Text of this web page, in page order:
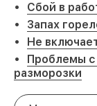
Сбой в
Запах
Не
Проблемы с
разморозки